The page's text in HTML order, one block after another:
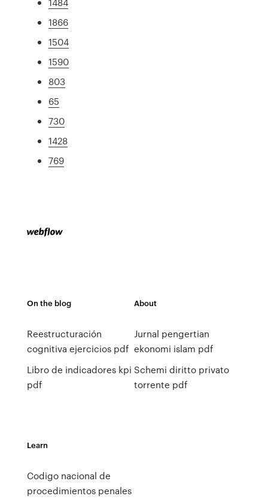
1866
1504
1590
803
65
730
1428
769
On the blog
Reestructuración
cognitiva ejercicios pdf
Libro de indicadores kpi
pdf
About
Jurnal pengertian
ekonomi islam pdf
Schemi diritto privato
torrente pdf
Learn
Codigo nacional de
procedimientos penales